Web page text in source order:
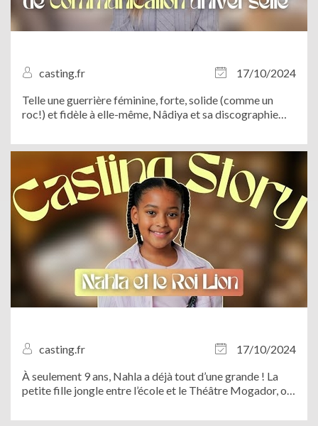
casting.fr
17/10/2024
Telle une guerrière féminine, forte, solide (comme un
roc!) et fidèle à elle-même, Nâdiya et sa discographie
du concert “I Gotta Feeling” à Paris. Entre deux dates de
tournée dans toute la...
casting.fr
17/10/2024
À seulement 9 ans, Nahla a déjà tout d’une grande ! La
petite fille jongle entre l’école et le Théâtre Mogador, où
Roi Lion”